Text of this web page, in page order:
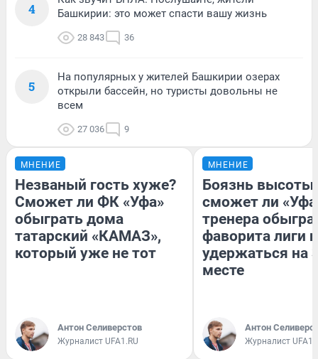
4
Башкирии: это может спасти вашу жизнь
28 843 36
5
На популярных у жителей Башкирии озерах
открыли бассейн, но туристы довольны не
всем
27 036 9
МНЕНИЕ
Незваный гость хуже?
Сможет ли ФК «Уфа»
обыграть дома
татарский «КАМАЗ»,
который уже не тот
Антон Селиверстов
Журналист UFA1.RU
МНЕНИЕ
Боязнь высоты:
сможет ли
тренера
фаворита лиги и
удержаться на
месте
Антон
Журналист